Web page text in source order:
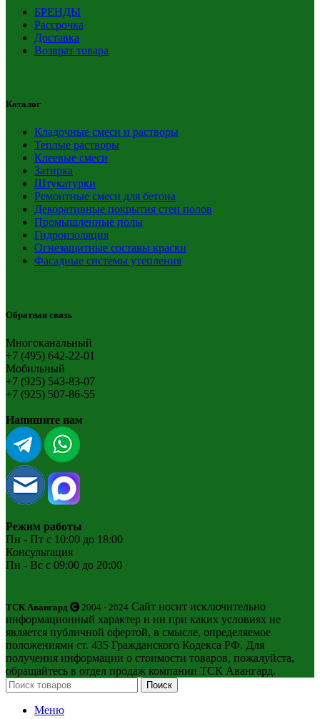
БРЕНДЫ
Рассрочка
Доставка
Возврат товара
Каталог
Кладочные смеси и растворы
Теплые растворы
Клеевые смеси
Затирка
Штукатурки
Ремонтные смеси для бетона
Декоративные покрытия стен полов
Промышленные полы
Гидроизоляция
Огнезащитные составы краски
Фасадные системы утепления
Обратная связь
Многоканальный
+7 (495) 642-22-01
Мобильный
+7 (925) 543-83-07
+7 (925) 507-86-55
Напишите нам
Режим работы
Пн - Пт с 10:00 до 18:00
Консультация
Пн - Вс с 09:00 до 20:00
ТСК Авангард 2004 - 2024 Сайт носит исключительно
информационный характер и ни при каких условиях не
является публичной офертой, в смысле, определяемое
положениями ст. 435 Гражданского Кодекса РФ. Для
получения информации о стоимости товаров, пожалуйста,
обращайтесь в отдел продаж компании ТСК Авангард.
Поиск
Меню